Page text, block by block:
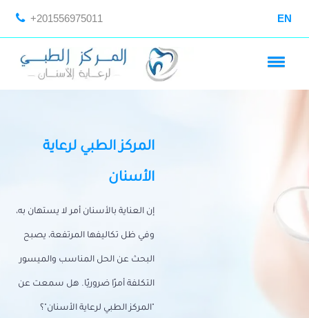
+201556975011 EN
المركز الطبي لرعاية
الأسنان
إن العناية بالأسنان أمر لا يستهان به،
وفي ظل تكاليفها المرتفعة، يصبح
البحث عن الحل المناسب والميسور
التكلفة أمرًا ضروريًا. هل سمعت عن
"المركز الطبي لرعاية الأسنان"؟